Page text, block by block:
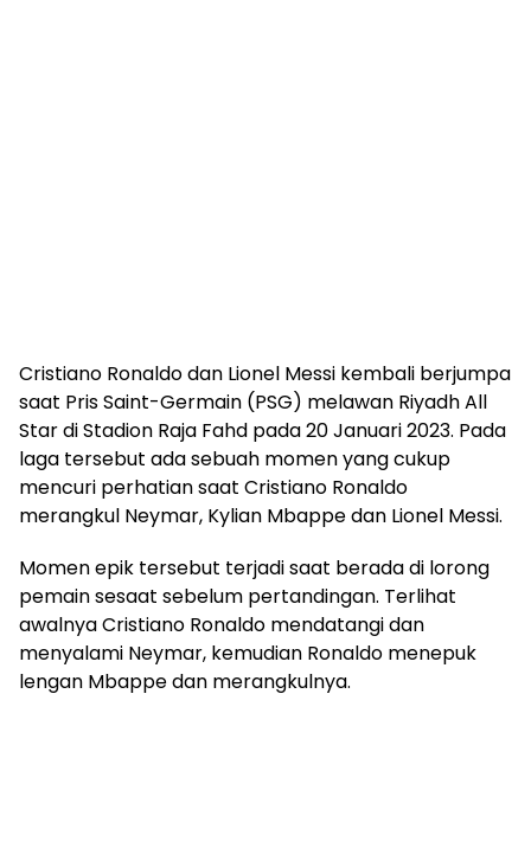
Cristiano Ronaldo dan Lionel Messi kembali berjumpa
saat Pris Saint-Germain (PSG) melawan Riyadh All
Star di Stadion Raja Fahd pada 20 Januari 2023. Pada
laga tersebut ada sebuah momen yang cukup
mencuri perhatian saat Cristiano Ronaldo
merangkul Neymar, Kylian Mbappe dan Lionel Messi.
Momen epik tersebut terjadi saat berada di lorong
pemain sesaat sebelum pertandingan. Terlihat
awalnya Cristiano Ronaldo mendatangi dan
menyalami Neymar, kemudian Ronaldo menepuk
lengan Mbappe dan merangkulnya.